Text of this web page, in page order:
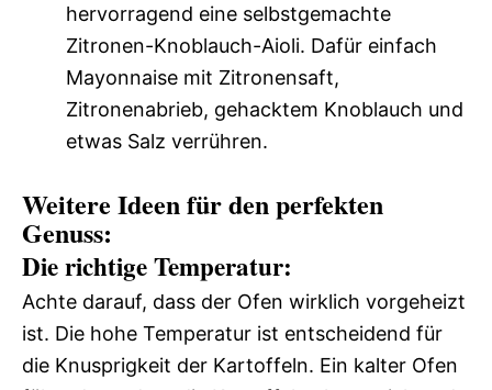
hervorragend eine selbstgemachte
Zitronen-Knoblauch-Aioli. Dafür einfach
Mayonnaise mit Zitronensaft,
Zitronenabrieb, gehacktem Knoblauch und
etwas Salz verrühren.
Weitere Ideen für den perfekten
Genuss:
Die richtige Temperatur:
Achte darauf, dass der Ofen wirklich vorgeheizt
ist. Die hohe Temperatur ist entscheidend für
die Knusprigkeit der Kartoffeln. Ein kalter Ofen